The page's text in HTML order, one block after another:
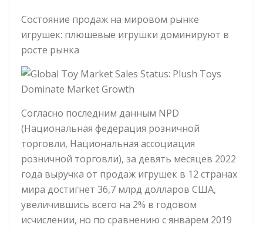
Состояние продаж на мировом рынке
игрушек: плюшевые игрушки доминируют в
росте рынка
Согласно последним данным NPD
(Национальная федерация розничной
торговли, Национальная ассоциация
розничной торговли), за девять месяцев 2022
года выручка от продаж игрушек в 12 странах
мира достигнет 36,7 млрд долларов США,
увеличившись всего на 2% в годовом
исчислении, но по сравнению с январем 2019